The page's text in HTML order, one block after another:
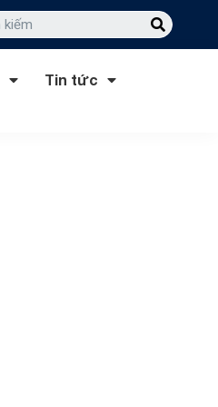
Tin tức